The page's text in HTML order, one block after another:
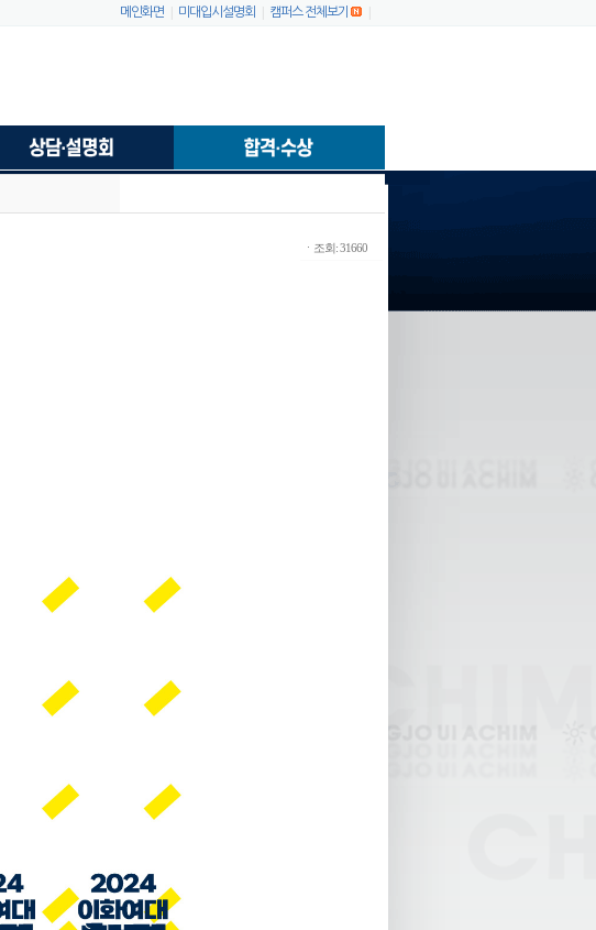
메인화면 미대입시설명회 캠퍼스 전체보기
ㆍ조회: 31660